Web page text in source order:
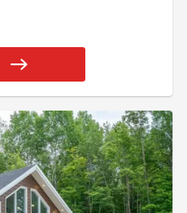
et un foyer au bois.
prévues pour un
terrasse donnant
fait un refuge